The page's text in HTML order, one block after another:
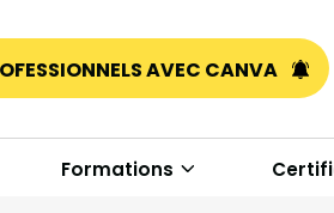
AVEC CANVA
Formations